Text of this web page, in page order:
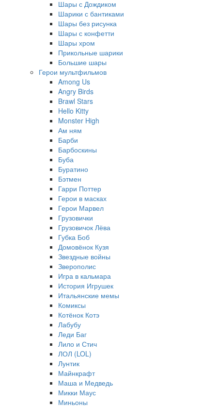
Шары с Дождиком
Шарики с бантиками
Шары без рисунка
Шары с конфетти
Шары хром
Прикольные шарики
Большие шары
Герои мультфильмов
Among Us
Angry Birds
Brawl Stars
Hello Kitty
Monster High
Ам ням
Барби
Барбоскины
Буба
Буратино
Бэтмен
Гарри Поттер
Герои в масках
Герои Марвел
Грузовички
Грузовичок Лёва
Губка Боб
Домовёнок Кузя
Звездные войны
Зверополис
Игра в кальмара
История Игрушек
Итальянские мемы
Комиксы
Котёнок Котэ
Лабубу
Леди Баг
Лило и Стич
ЛОЛ (LOL)
Лунтик
Майнкрафт
Маша и Медведь
Микки Маус
Миньоны